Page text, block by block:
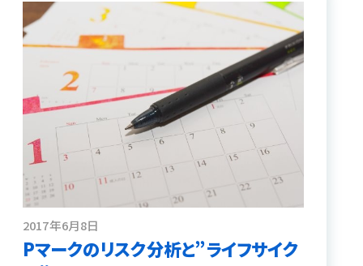
2017年6月8日
Pマークのリスク分析と”ライフサイク